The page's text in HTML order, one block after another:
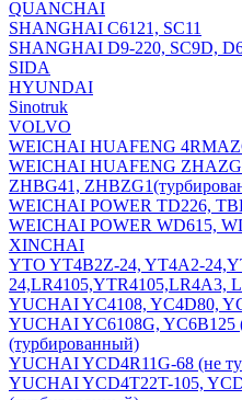
QUANCHAI
SHANGHAI C6121, SC11
SHANGHAI D9-220, SC9D,
SIDA
HYUNDAI
Sinotruk
VOLVO
WEICHAI HUAFENG
WEICHAI HUAFENG
ZHBG41,
WEICHAI POWER TD226,
WEICHAI POWER WD615,
XINCHAI
YTO YT4B2Z-24, YT4A2-
24,LR4105,YTR4105,LR4A3,
YUCHAI YC4108, YC4D80,
YUCHAI YC6108G, YC6B125
(турбированный)
YUCHAI YCD4R11G-68 (не
YUCHAI YCD4T22T-105,